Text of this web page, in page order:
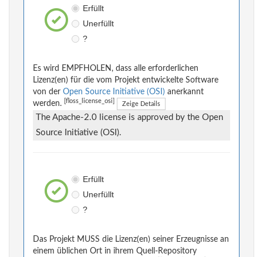
Erfüllt
Unerfüllt
?
Es wird EMPFHOLEN, dass alle erforderlichen
Lizenz(en) für die vom Projekt entwickelte Software
von der Open Source Initiative (OSI) anerkannt
werden.
[floss_license_osi] Zeige Details
The Apache-2.0 license is approved by the Open
Source Initiative (OSI).
Erfüllt
Unerfüllt
?
Das Projekt MUSS die Lizenz(en) seiner Erzeugnisse an
einem üblichen Ort in ihrem Quell-Repository